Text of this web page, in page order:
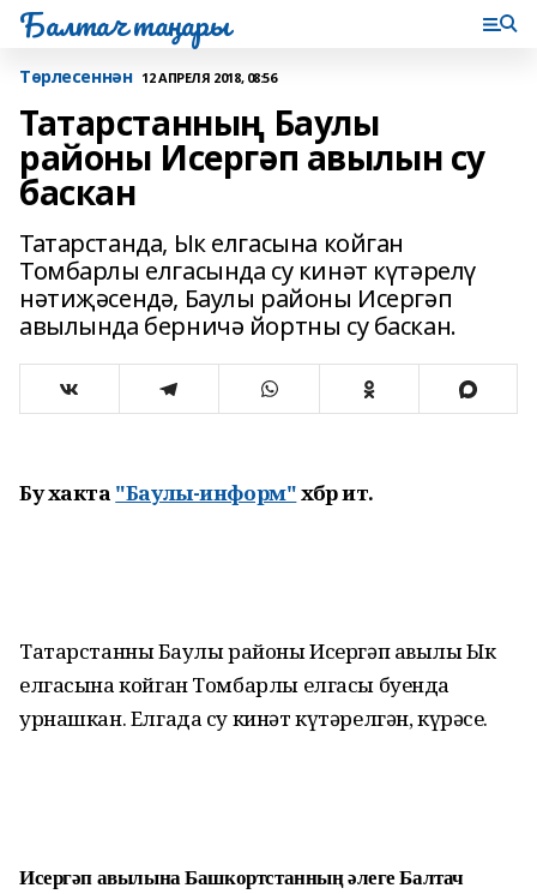
Балтач таңнары
Tөрлесеннән 12 АПРЕЛЯ 2018, 08:56
Татарстанның Баулы
районы Исергәп авылын су
баскан
Татарстанда, Ык елгасына койган
Томбарлы елгасында су кинәт күтәрелү
нәтиҗәсендә, Баулы районы Исергәп
авылында берничә йортны су баскан.
Бу хакта "Баулы-информ"хәбәр итә.
Татарстанның Баулы районы Исергәп авылы Ык
елгасына койган Томбарлы елгасы буенда
урнашкан. Елгада су кинәт күтәрелгән, күрәсең.
Исергәп авылына Башкортстанның әлеге Балтач